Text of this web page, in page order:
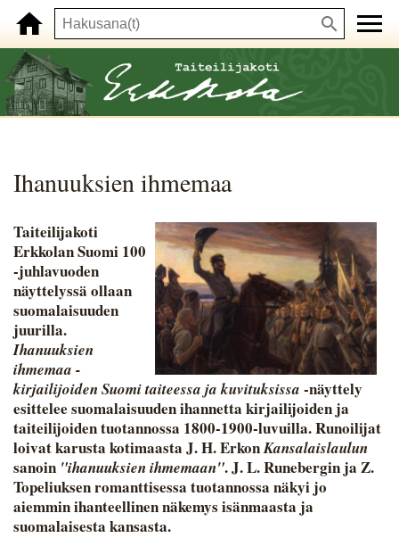
Ihanuuksien ihmemaa
Taiteilijakoti
Erkkolan Suomi 100
-juhlavuoden
näyttelyssä ollaan
suomalaisuuden
juurilla.
Ihanuuksien
ihmemaa -
kirjailijoiden Suomi taiteessa ja kuvituksissa -näyttely
esittelee suomalaisuuden ihannetta kirjailijoiden ja
taiteilijoiden tuotannossa 1800-1900-luvuilla. Runoilijat
loivat karusta kotimaasta J. H. ErkonKansalaislaulun
sanoin "ihanuuksien ihmemaan". J. L. Runebergin ja Z.
Topeliuksen romanttisessa tuotannossa näkyi jo
aiemmin ihanteellinen näkemys isänmaasta ja
suomalaisesta kansasta.